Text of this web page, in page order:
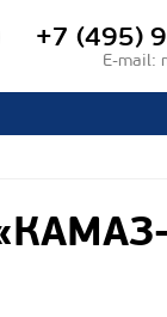
+7 (495)
E-mail: